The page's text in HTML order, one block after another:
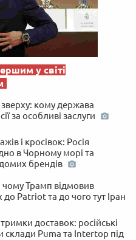
у світі
кому держава
за особливі заслуги
і кросівок: Росія
в Чорному морі та
брендів
чому Трамп відмовив
Patriot та до чого тут Іран
доставок: російські
Puma та Intertop під